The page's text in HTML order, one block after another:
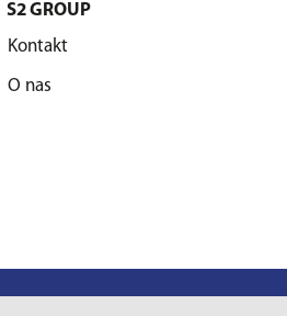
S2 GROUP
Kontakt
O nas